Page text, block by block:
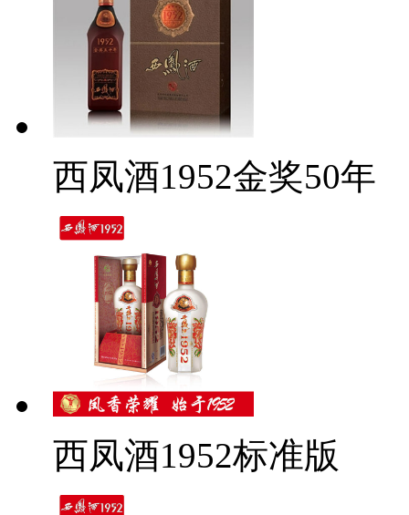
西凤酒1952金奖50年
西凤酒1952标准版